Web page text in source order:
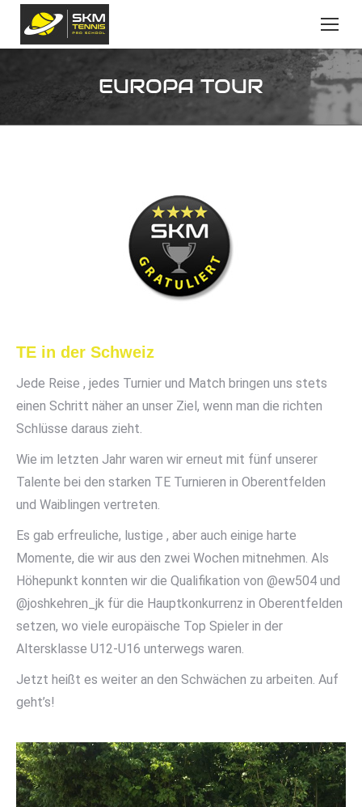
EUROPA TOUR
TE in der Schweiz
Jede Reise , jedes Turnier und Match bringen uns stets
einen Schritt näher an unser Ziel, wenn man die richten
Schlüsse daraus zieht.
Wie im letzten Jahr waren wir erneut mit fünf unserer
Talente bei den starken TE Turnieren in Oberentfelden
und Waiblingen vertreten.
Es gab erfreuliche, lustige , aber auch einige harte
Momente, die wir aus den zwei Wochen mitnehmen. Als
Höhepunkt konnten wir die Qualifikation von @ew504 und
@joshkehren_jk für die Hauptkonkurrenz in Oberentfelden
setzen, wo viele europäische Top Spieler in der
Altersklasse U12-U16 unterwegs waren.
Jetzt heißt es weiter an den Schwächen zu arbeiten. Auf
geht’s!